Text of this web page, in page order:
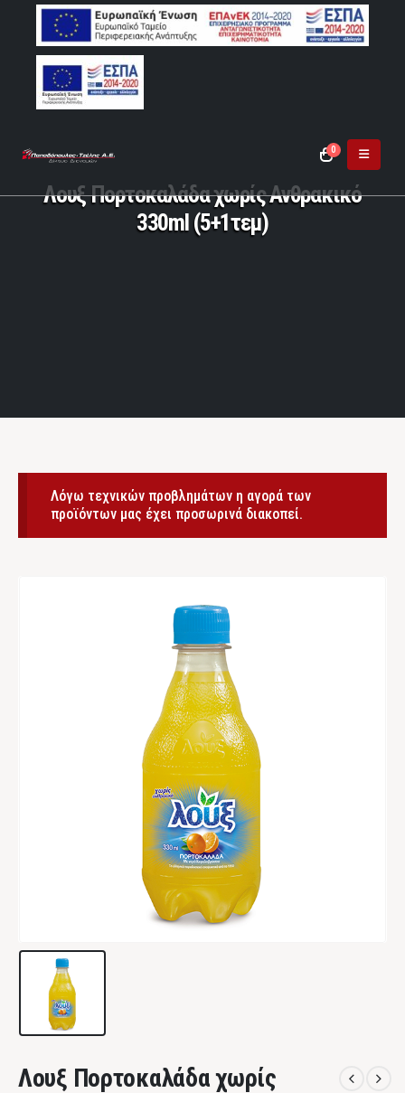
0
Λουξ Πορτοκαλάδα χωρίς Ανθρακικό
330ml (5+1τεμ)
Λόγω τεχνικών προβλημάτων η αγορά των
προϊόντων μας έχει προσωρινά διακοπεί.
Λουξ Πορτοκαλάδα χωρίς